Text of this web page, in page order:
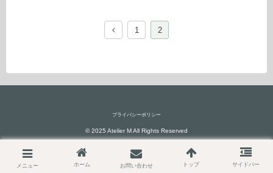
前 1 2
プライバシーポリシー
© 2025 Atelier M All Rights Reserved
メニュー ホーム お問い合わせ トップ サイドバー